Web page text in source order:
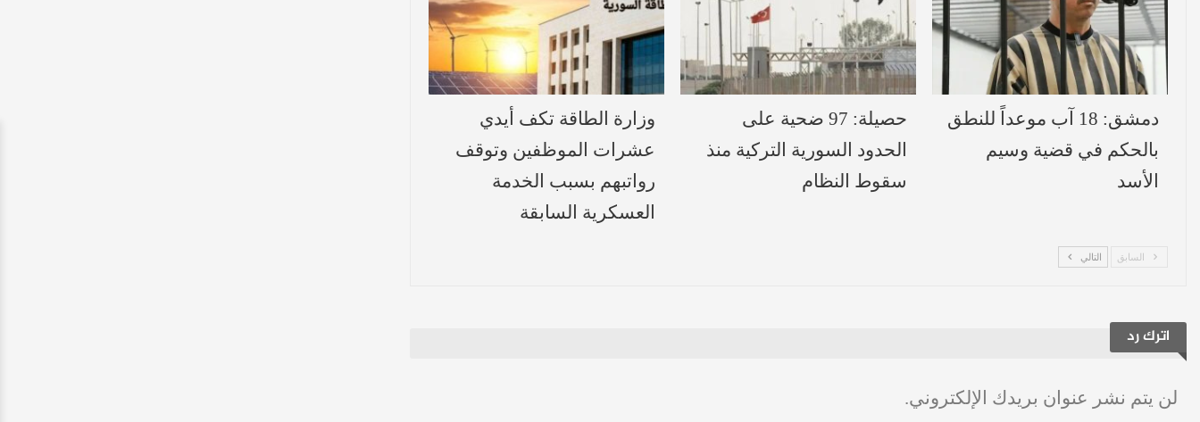
دمشق: 18 آب موعداً للنطق
بالحكم في قضية وسيم
الأسد
حصيلة: 97 ضحية على
الحدود السورية التركية منذ
سقوط النظام
وزارة الطاقة تكف أيدي
عشرات الموظفين وتوقف
رواتبهم بسبب الخدمة
العسكرية السابقة
السابق التالي
اترك رد
لن يتم نشر عنوان بريدك الإلكتروني.